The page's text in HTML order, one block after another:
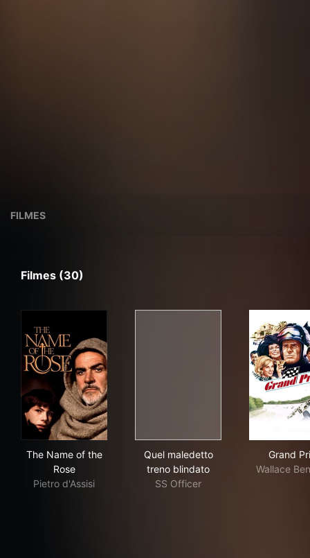
FILMES
Filmes (30)
The Name of the
Rose
Pietro d'Assisi
Quel maledetto
treno blindato
SS Officer
Grand
Wallace